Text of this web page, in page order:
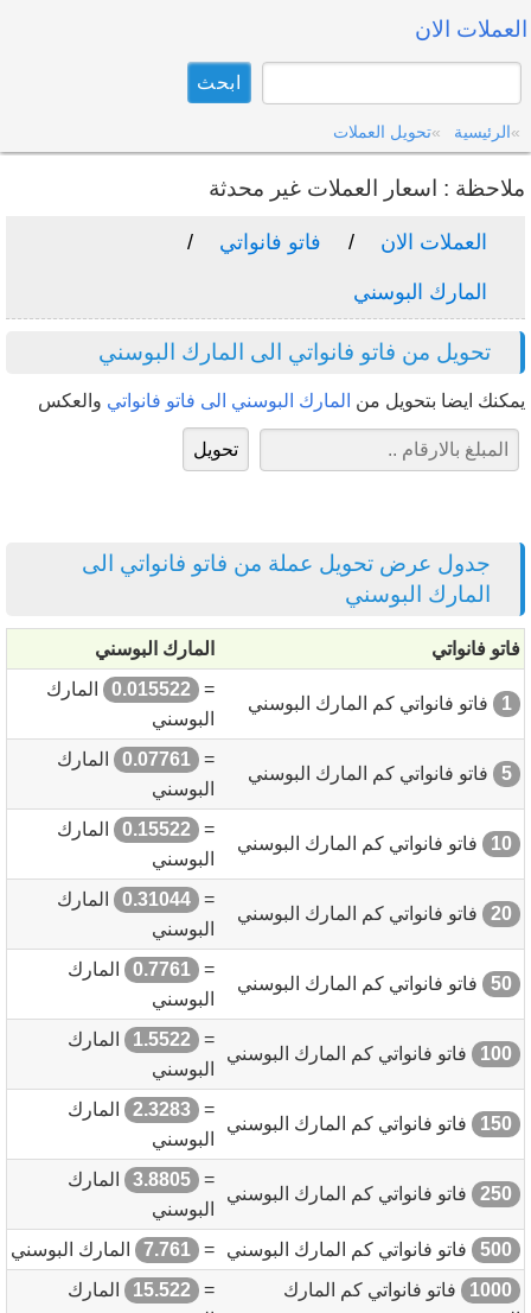
العملات الان
الرئيسية تحويل العملات
ملاحظة : اسعار العملات غير محدثة
العملات الان فاتو فانواتي
المارك البوسني
تحويل من فاتو فانواتي الى المارك البوسني
يمكنك ايضا بتحويل من المارك البوسني الى فاتو فانواتي والعكس
جدول عرض تحويل عملة من فاتو فانواتي الى
المارك البوسني
فاتو فانواتي المارك البوسني
1 فاتو فانواتي كم المارك البوسني
=
0.015522
المارك
البوسني
5 فاتو فانواتي كم المارك البوسني
=
0.07761
المارك
البوسني
10 فاتو فانواتي كم المارك البوسني
=
0.15522
المارك
البوسني
20 فاتو فانواتي كم المارك البوسني
=
0.31044
المارك
البوسني
50 فاتو فانواتي كم المارك البوسني
=
0.7761
المارك
البوسني
100 فاتو فانواتي كم المارك البوسني
=
1.5522
المارك
البوسني
150 فاتو فانواتي كم المارك البوسني
=
2.3283
المارك
البوسني
250 فاتو فانواتي كم المارك البوسني
=
3.8805
المارك
البوسني
500
فاتو فانواتي كم المارك البوسني =
7.761
المارك البوسني
1000
فاتو فانواتي كم المارك
=
15.522
المارك